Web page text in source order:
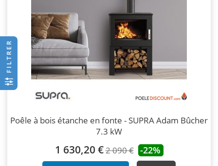
Poêle à bois étanche en fonte - SUPRA Adam Bûcher
7.3 kW
1 630,20 €2 090 € -22%
FILTRER